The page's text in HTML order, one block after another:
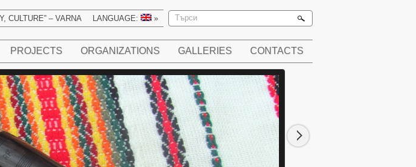
CULTURE” – VARNA LANGUAGE: »
PROJECTS ORGANIZATIONS GALLERIES CONTACTS